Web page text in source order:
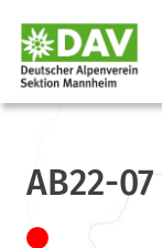
AB22-